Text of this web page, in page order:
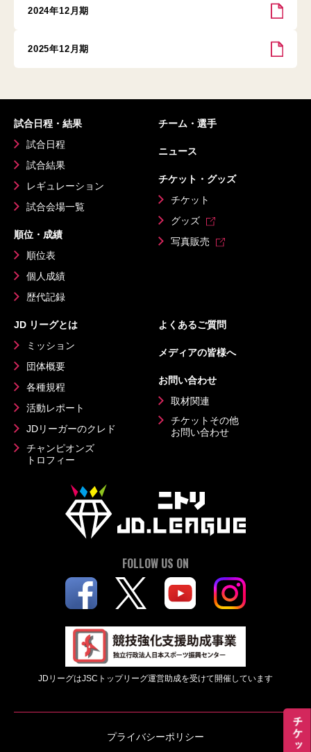
2024年12月期
2025年12月期
試合日程・結果
試合日程
試合結果
レギュレーション
試合会場一覧
順位・成績
順位表
個人成績
歴代記録
チーム・選手
ニュース
チケット・グッズ
チケット
グッズ
写真販売
JD リーグとは
ミッション
団体概要
各種規程
活動レポート
JDリーガーのクレド
チャンピオンズ
トロフィー
よくあるご質問
メディアの皆様へ
お問い合わせ
取材関連
チケットその他
お問い合わせ
FOLLOW US ON
JDリーグはJSCトップリーグ運営助成を受けて開催しています
プライバシーポリシー